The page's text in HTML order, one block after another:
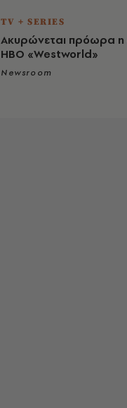
TV + SERIES
Ακυρώνεται πρόωρα η
HBO «Westworld»
Newsroom